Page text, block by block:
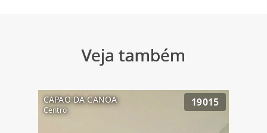
Veja também
CAPAO DA CANOA
Centro
19015